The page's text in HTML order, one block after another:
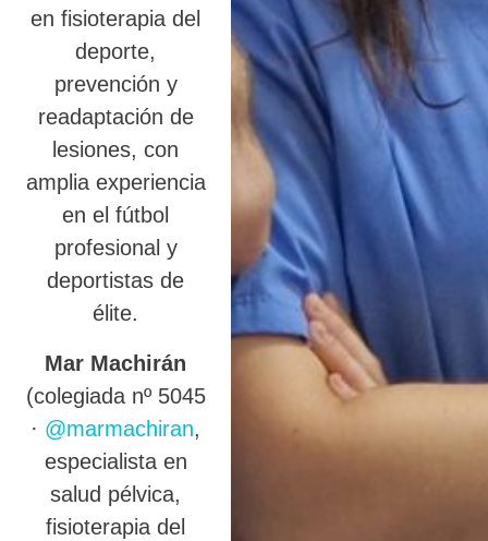
en fisioterapia del
deporte,
prevención y
readaptación de
lesiones, con
amplia experiencia
en el fútbol
profesional y
deportistas de
élite.
Mar Machirán
(colegiada nº 5045
· @marmachiran,
especialista en
salud pélvica,
fisioterapia del